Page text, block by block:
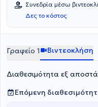
Συνεδρία μέσω
Δες το κόστος
Γραφείο 1 Βιντεοκλήση
Διαθεσιμότητα εξ
Επόμενη